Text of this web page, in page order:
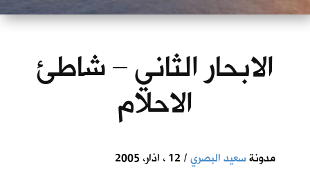
الابحار الثاني – شاطئ
الاحلام
مدونةسعيد البصري/ 12 ، اذار، 2005